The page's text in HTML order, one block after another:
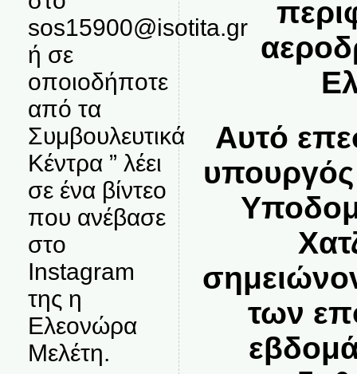
sos15900@isotita.gr
ή σε
οποιοδήποτε
από τα
Συμβουλευτικά
Κέντρα ” λέει
σε ένα βίντεο
που ανέβασε
στο
Instagram
της η
Ελεονώρα
Μελέτη.
Αυτό
υπουργός
των